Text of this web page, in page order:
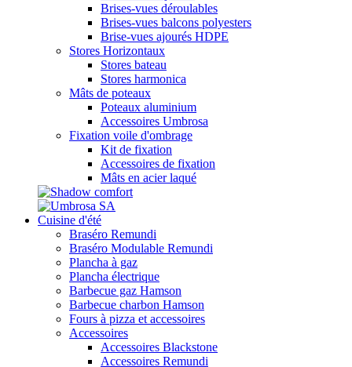
Brises-vues déroulables
Brises-vues balcons polyesters
Brise-vues ajourés HDPE
Stores Horizontaux
Stores bateau
Stores harmonica
Mâts de poteaux
Poteaux aluminium
Accessoires Umbrosa
Fixation voile d'ombrage
Kit de fixation
Accessoires de fixation
Mâts en acier laqué
Cuisine d'été
Braséro Remundi
Braséro Modulable Remundi
Plancha à gaz
Plancha électrique
Barbecue gaz Hamson
Barbecue charbon Hamson
Fours à pizza et accessoires
Accessoires
Accessoires Blackstone
Accessoires Remundi